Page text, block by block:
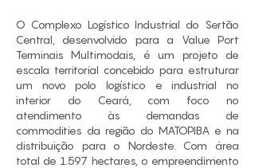
O Complexo Logístico Industrial do Sertão
Central, desenvolvido para a Value Port
Terminais Multimodais, é um projeto de
escala territorial concebido para estruturar
um novo polo logístico e industrial no
interior do Ceará, com foco no
atendimento às demandas de
commodities da região do MATOPIBA e na
distribuição para o Nordeste. Com área
total de 1.597 hectares, o empreendimento